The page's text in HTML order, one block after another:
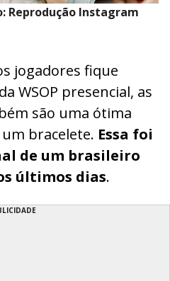
Reprodução Instagram
jogadores fique
WSOP presencial, as
são uma ótima
bracelete. Essa foi
de um brasileiro
últimos dias.